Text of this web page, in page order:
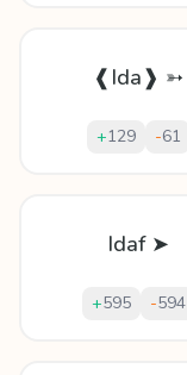
❰Ida❱ ➳
+129 -61
Idaf ➤
+595 -594